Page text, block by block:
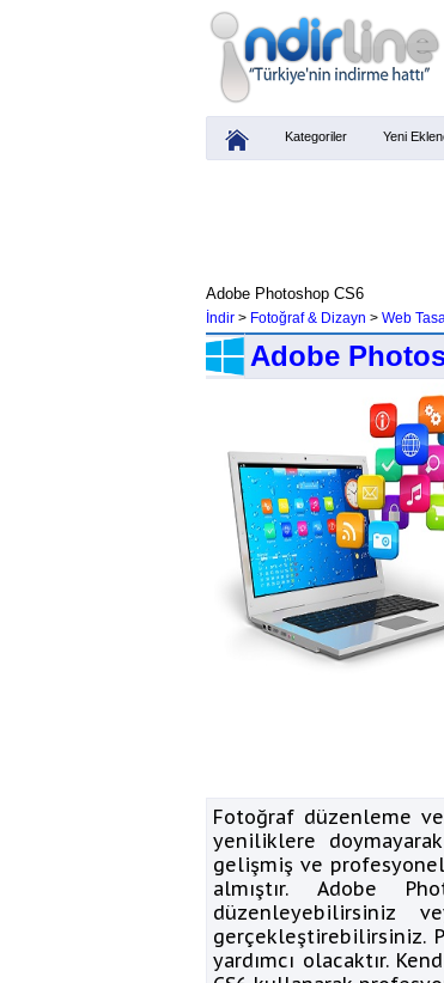
Kategoriler Yeni
Adobe Photoshop CS6
İndir > Fotoğraf & Dizayn > Web
Adobe
Fotoğraf düzenleme
yeniliklere
gelişmiş ve
almıştır. Adobe
düzenleyebilirsiniz
gerçekleştirebilirsiniz.
yardımcı olacaktır.